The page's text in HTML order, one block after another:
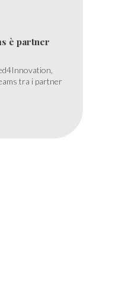
è partner
tra i partner